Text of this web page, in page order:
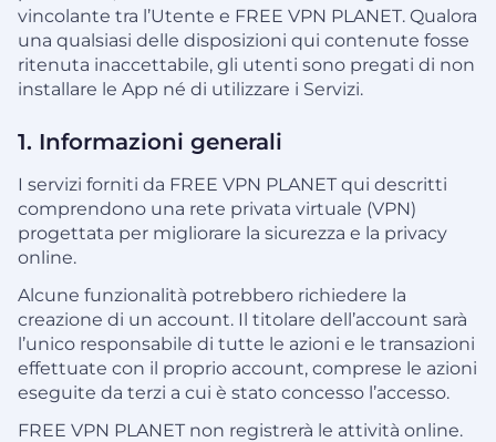
vincolante tra l’Utente e FREE VPN PLANET. Qualora
una qualsiasi delle disposizioni qui contenute fosse
ritenuta inaccettabile, gli utenti sono pregati di non
installare le App né di utilizzare i Servizi.
1. Informazioni generali
I servizi forniti da FREE VPN PLANET qui descritti
comprendono una rete privata virtuale (VPN)
progettata per migliorare la sicurezza e la privacy
online.
Alcune funzionalità potrebbero richiedere la
creazione di un account. Il titolare dell’account sarà
l’unico responsabile di tutte le azioni e le transazioni
effettuate con il proprio account, comprese le azioni
eseguite da terzi a cui è stato concesso l’accesso.
FREE VPN PLANET non registrerà le attività online.